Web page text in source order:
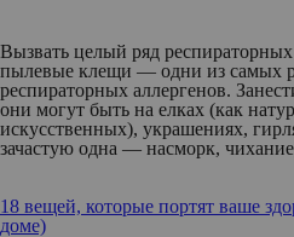
Вызвать целый ряд
пылевые клещи — одни из самых
респираторных аллергенов.
они могут быть на елках (как
искусственных), украшениях,
зачастую одна — насморк,
18 вещей, которые портят ваше
доме)